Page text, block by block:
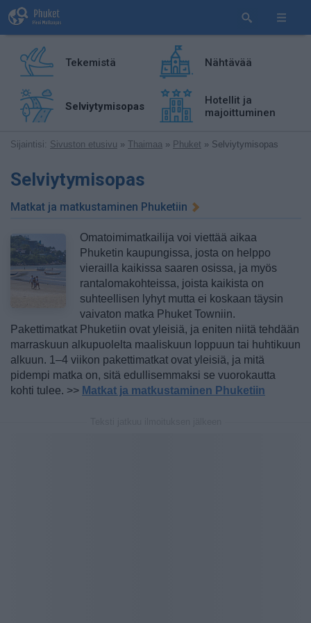
Tekemistä Nähtävää
Selviytymisopas
Hotellit ja
majoittuminen
Sijaintisi: Sivuston etusivu » Thaimaa » Phuket » Selviytymisopas
Selviytymisopas
Matkat ja matkustaminen Phuketiin
Omatoimimatkailija voi viettää aikaa
Phuketin kaupungissa, josta on helppo
vierailla kaikissa saaren osissa, ja myös
rantalomakohteissa, joista kaikista on
suhteellisen lyhyt mutta ei koskaan täysin
vaivaton matka Phuket Towniin.
Pakettimatkat Phuketiin ovat yleisiä, ja eniten niitä tehdään
marraskuun alkupuolelta maaliskuun loppuun tai huhtikuun
alkuun. 1–4 viikon pakettimatkat ovat yleisiä, ja mitä
pidempi matka on, sitä edullisemmaksi se vuorokautta
kohti tulee. >> Matkat ja matkustaminen Phuketiin